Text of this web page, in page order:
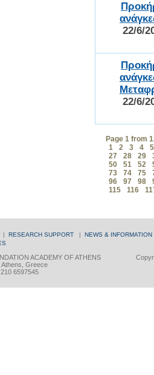
22/6/
22/6/
Page 1 from
1
2 3 4
5
27
28 29
50
51 52
73
74 75
96
97 98
115
116
| RESEARCH SUPPORT | NEWS & INFORMATION
ACADEMY OF ATHENS
Athens, Greece
6597545